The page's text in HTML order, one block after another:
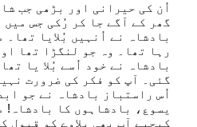
اُن کی حیرانی اور بڑھی جب
گھر کے آگے جا کر رُکی جس
بادشاہ نے اُنہیں بُلایا
رہا تھا۔ وہ جو لنگڑا تھا
بادشاہ نے خود اُسے بُلا یا
گئی۔ آپ کو فکر کی ضرورت
اُس راستباز بادشاہ نے جو
یسوع، بادشاہوں کا بادشاہ!
کیجیے آپ بھی بلاوے کو قبول